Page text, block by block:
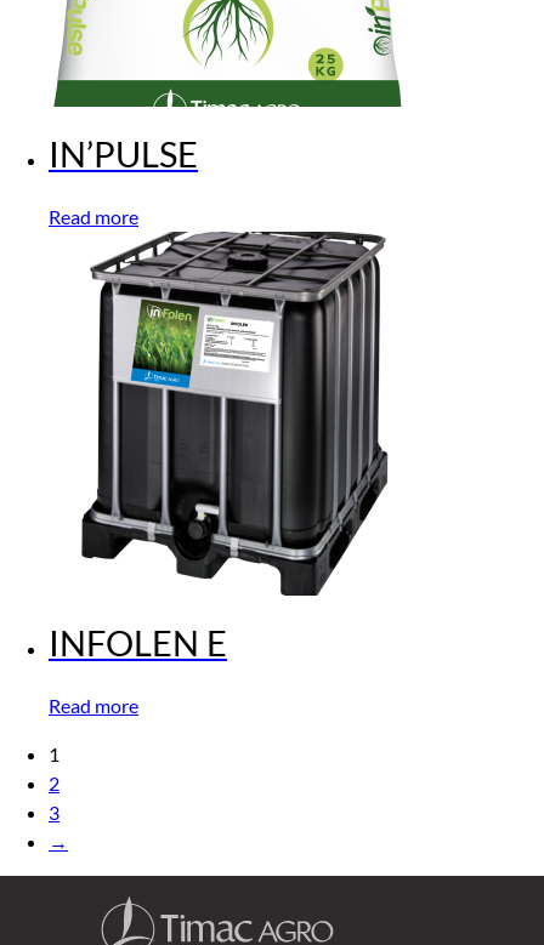
IN’PULSE
Read more
INFOLEN E
Read more
1
2
3
→